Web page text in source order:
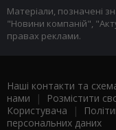
Матеріали, позначені
"Новини компаній",
правах реклами.
Наші контакти та
нами | Розмістити
Користувача |
персональних даних